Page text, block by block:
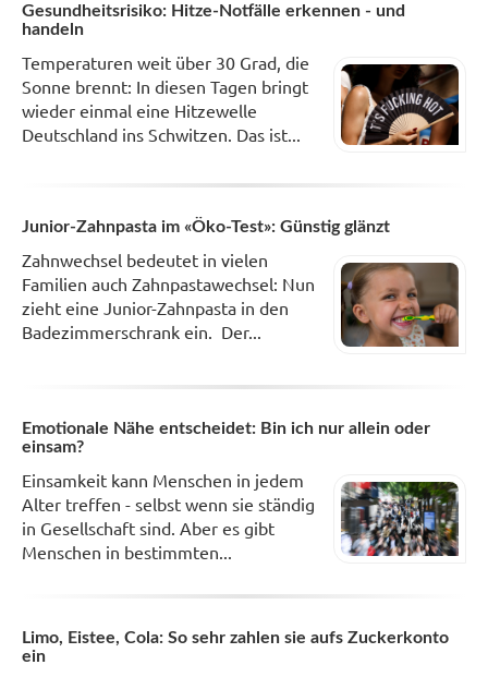
Gesundheitsrisiko: Hitze-Notfälle erkennen - und
handeln
Temperaturen weit über 30 Grad, die
Sonne brennt: In diesen Tagen bringt
wieder einmal eine Hitzewelle
Deutschland ins Schwitzen. Das ist...
Junior-Zahnpasta im «Öko-Test»: Günstig glänzt
Zahnwechsel bedeutet in vielen
Familien auch Zahnpastawechsel: Nun
zieht eine Junior-Zahnpasta in den
Badezimmerschrank ein. Der...
Emotionale Nähe entscheidet: Bin ich nur allein oder
einsam?
Einsamkeit kann Menschen in jedem
Alter treffen - selbst wenn sie ständig
in Gesellschaft sind. Aber es gibt
Menschen in bestimmten...
Limo, Eistee, Cola: So sehr zahlen sie aufs Zuckerkonto
ein